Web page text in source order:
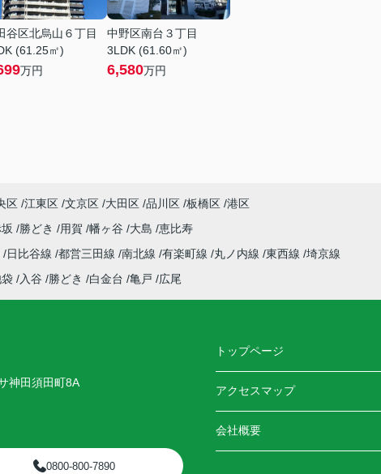
谷区北烏山６丁目
(61.25㎡)
万円
中野区南台３丁目
3LDK (61.60㎡)
6,580万円
区 江東区 文京区 大田区 品川区 板橋区 港区
勝どき 用賀 幡ヶ谷 大島 恵比寿
日比谷線 都営三田線 南北線 有楽町線 丸ノ内線 東西線 埼京線
入谷 勝どき 白金台 亀戸 広尾
神田須田町8A
0800-800-7890
トップページ
アクセスマップ
会社概要